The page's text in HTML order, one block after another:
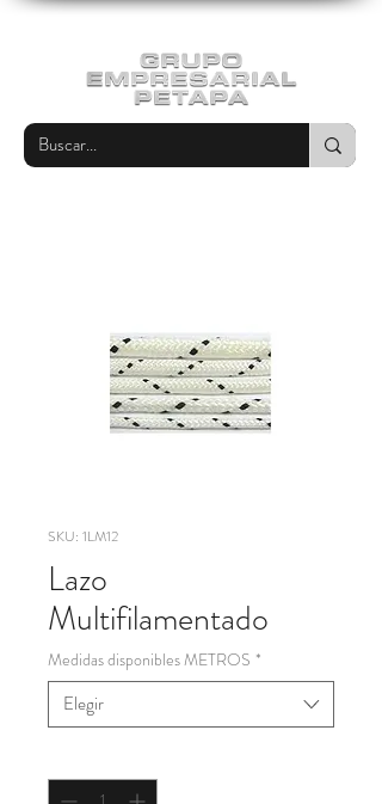
SKU: 1LM12
Lazo
Multifilamentado
Medidas disponibles METROS *
Elegir